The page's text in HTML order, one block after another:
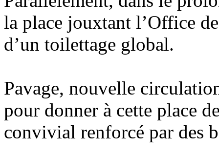
la place jouxtant l’Office
d’un toilettage global.
Pavage, nouvelle
pour donner à cette place
convivial renforcé par des